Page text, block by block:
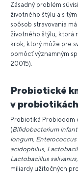
Zásadný problém
životného štýlu a s
spôsob stravovania
životného štýlu, ktorá
krok, ktorý môže pre
pomôcť významným
20015).
Probiotické
v probiotikách
Probiotiká Probiodom
(Bifidobacterium
longum,
acidophilus,
Lactobacillus
miliardy užitočných